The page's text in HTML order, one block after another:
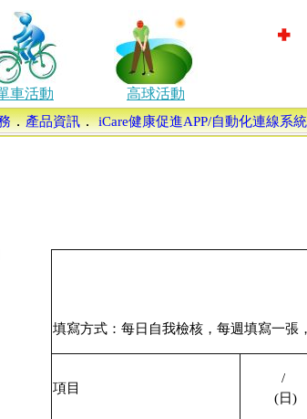
車活動 高球活動
．產品資訊．iCare健康促進APP/自動化連線系統
填寫方式：每日自我檢核，每週填寫一張
項目
/
(日)